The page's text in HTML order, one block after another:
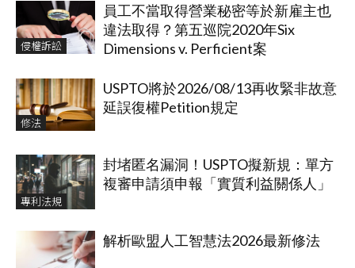
侵權訴訟
員工不當取得營業秘密等於新雇主也
違法取得？第五巡院2020年Six
Dimensions v. Perficient案
修法
USPTO將於2026/08/13再收緊非故意
延誤復權Petition規定
專利法規
封堵匿名漏洞！USPTO擬新規：單方
複審申請須申報「實質利益關係人」
解析歐盟人工智慧法2026最新修法